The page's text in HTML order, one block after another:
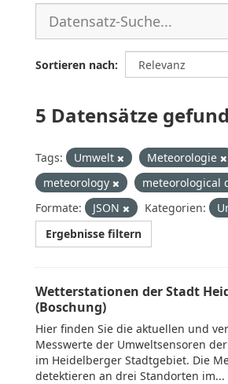
Sortieren nach
5 Datensätze
Tags: Umwelt
Meteorologie
meteorology
meteorological
Formate:
JSON Kategorien:
Ergebnisse filtern
Wetterstationen der Stadt
(Boschung)
Hier finden Sie die aktuellen und
Messwerte der Umweltsensoren
im Heidelberger Stadtgebiet. Die
detektieren an drei Standorten im...